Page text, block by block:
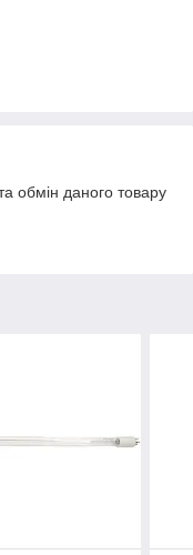
обмін даного товару